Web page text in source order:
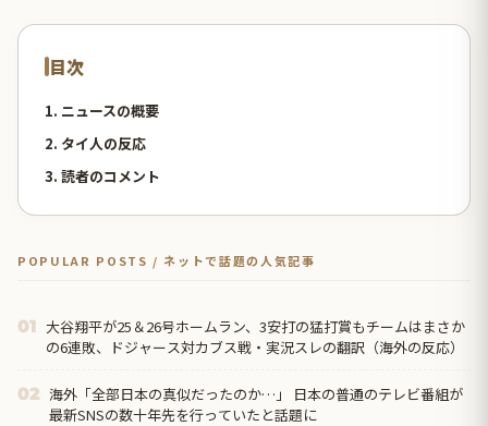
目次
1. ニュースの概要
2. タイ人の反応
3. 読者のコメント
POPULAR POSTS / ネットで話題の人気記事
01 大谷翔平が25＆26号ホームラン、3安打の猛打賞もチームはまさか
の6連敗、ドジャース対カブス戦・実況スレの翻訳（海外の反応）
02 海外「全部日本の真似だったのか…」 日本の普通のテレビ番組が
最新SNSの数十年先を行っていたと話題に